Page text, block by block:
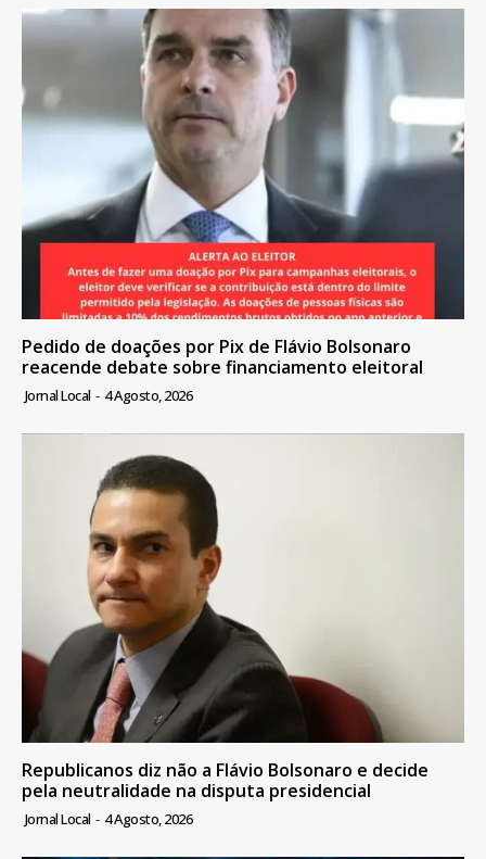
Pedido de doações por Pix de Flávio Bolsonaro
reacende debate sobre financiamento eleitoral
Jornal Local - 4 Agosto, 2026
Republicanos diz não a Flávio Bolsonaro e decide
pela neutralidade na disputa presidencial
Jornal Local - 4 Agosto, 2026